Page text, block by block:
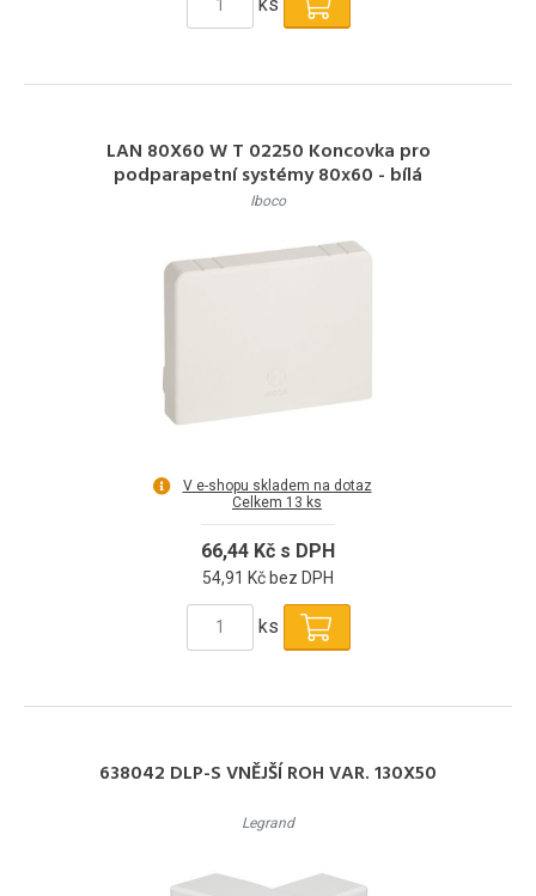
ks
LAN 80X60 W T 02250 Koncovka pro
podparapetní systémy 80x60 - bílá
Iboco
V e-shopu skladem na dotaz
Celkem 13 ks
66,44 Kč s DPH
54,91 Kč bez DPH
ks
638042 DLP-S VNĚJŠÍ ROH VAR. 130X50
Legrand